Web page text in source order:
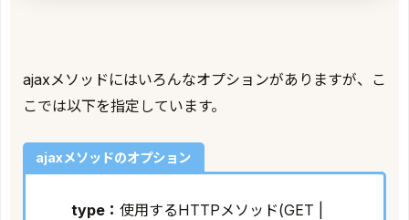
ajaxメソッドにはいろんなオプションがありますが、こ
こでは以下を指定しています。
ajaxメソッドのオプション
type： 使用するHTTPメソッド(GET |